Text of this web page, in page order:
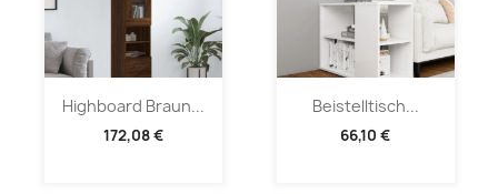
Highboard Braun...
172,08 €
Beistelltisch...
66,10 €